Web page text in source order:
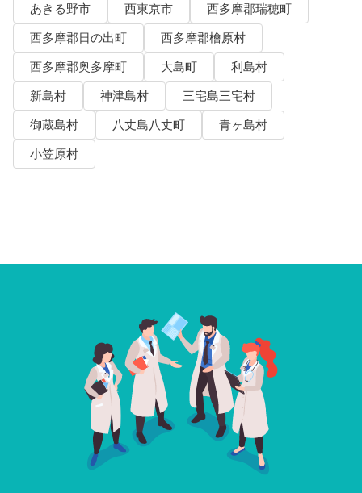
あきる野市
西東京市
西多摩郡瑞穂町
西多摩郡日の出町
西多摩郡檜原村
西多摩郡奥多摩町
大島町
利島村
新島村
神津島村
三宅島三宅村
御蔵島村
八丈島八丈町
青ヶ島村
小笠原村